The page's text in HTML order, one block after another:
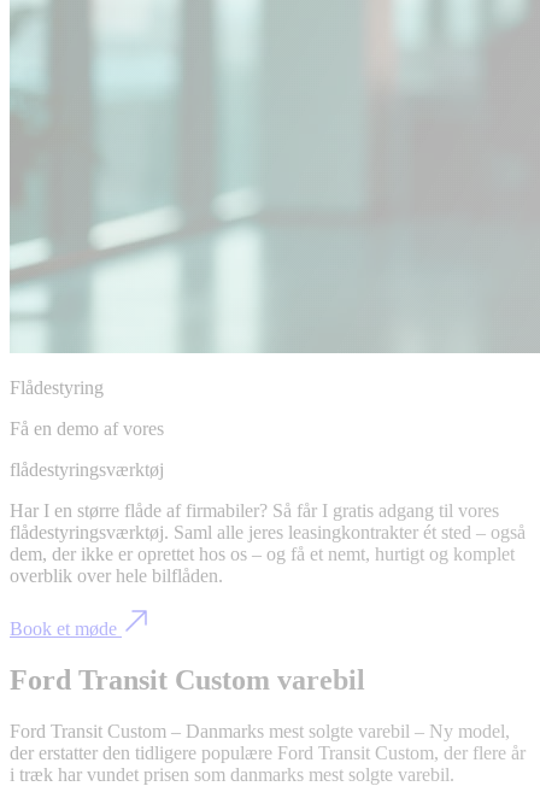
Flådestyring
Få en demo af vores
flådestyringsværktøj
Har I en større flåde af firmabiler? Så får I gratis adgang til vores
flådestyringsværktøj. Saml alle jeres leasingkontrakter ét sted – også
dem, der ikke er oprettet hos os – og få et nemt, hurtigt og komplet
overblik over hele bilflåden.
Book et møde
Ford Transit Custom varebil
Ford Transit Custom – Danmarks mest solgte varebil – Ny model,
der erstatter den tidligere populære Ford Transit Custom, der flere år
i træk har vundet prisen som danmarks mest solgte varebil.